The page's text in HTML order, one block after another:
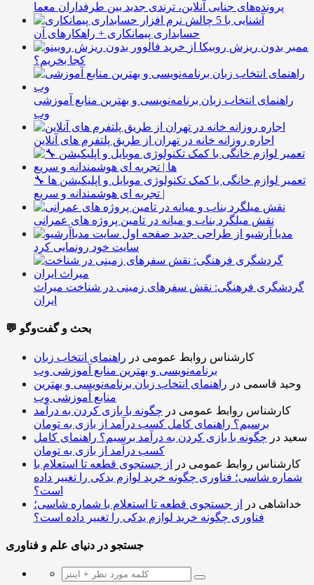
پرونده‌های جنایی آنلاین، ترندی جدید بین طرفداران معما
آشنایی با 5 چالش
حسابداری پیمانکاری + راهکارهای آن
ممبر بدون ریزش روبیکا از
کجا بخریم؟
راهنمای انتخاب زبان برنامه‌نویسی و بهترین منابع آموزشی
وب
اجاره روزانه خانه در تهران از طریق پلتفرم های آنلاین
🔧 تعمیر لوازم خانگی با کمک تکنولوژی موبایل و اپلیکیشن ها
| تجربه ای هوشمندانه و سریع
نقش میلگرد بناب و میانه در تامین پروژه های عمرانی
مدیا آرشیو از طراحی جدید
سایت خود رونمایی کرد
گردشگری فرهنگی: نقش سفرهای زمینی در شناخت میراث
ایران
💬 بحث و گفت‌وگو
کارشناس روابط عمومی در راهنمای انتخاب زبان
برنامه‌نویسی و بهترین منابع آموزشی وب
وحید قاسمی در راهنمای انتخاب زبان برنامه‌نویسی و بهترین
منابع آموزشی وب
کارشناس روابط عمومی در چگونه با بازی کردن به درآمد
برسیم؟ راهنمای کامل کسب درآمد از بازی به تومان
سعید در چگونه با بازی کردن به درآمد برسیم؟ راهنمای کامل
کسب درآمد از بازی به تومان
کارشناس روابط عمومی در
از جستجوی قطعه تا استعلام با
شماره شاسی؛ فناوری چگونه خرید لوازم یدکی را تغییر داده
است؟
خداشاهی در
از جستجوی قطعه تا استعلام با شماره شاسی؛
فناوری چگونه خرید لوازم یدکی را تغییر داده است؟
جستجو در دنیای علم و فناوری